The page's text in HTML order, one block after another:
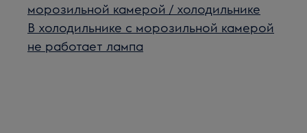
морозильной камерой / холодильнике
В холодильнике с морозильной камерой
не работает лампа